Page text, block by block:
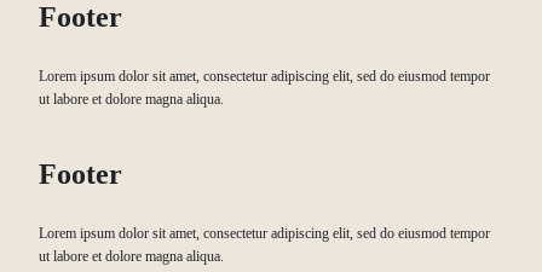
Footer
Lorem ipsum dolor sit amet, consectetur adipiscing elit, sed do eiusmod tempor
ut labore et dolore magna aliqua.
Footer
Lorem ipsum dolor sit amet, consectetur adipiscing elit, sed do eiusmod tempor
ut labore et dolore magna aliqua.